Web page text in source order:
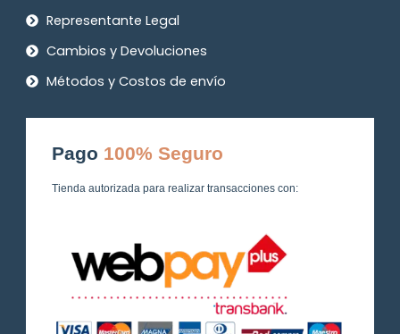
Representante Legal
Cambios y Devoluciones
Métodos y Costos de envío
Pago 100% Seguro
Tienda autorizada para realizar transacciones con: